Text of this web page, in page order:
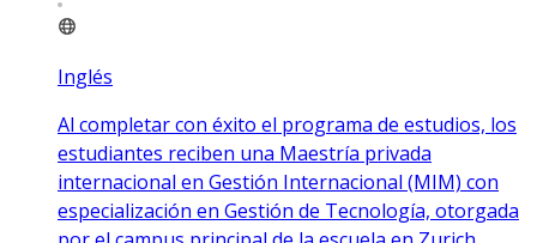
Inglés
Al completar con éxito el programa de estudios, los
estudiantes reciben una Maestría privada
internacional en Gestión Internacional (MIM) con
especialización en Gestión de Tecnología, otorgada